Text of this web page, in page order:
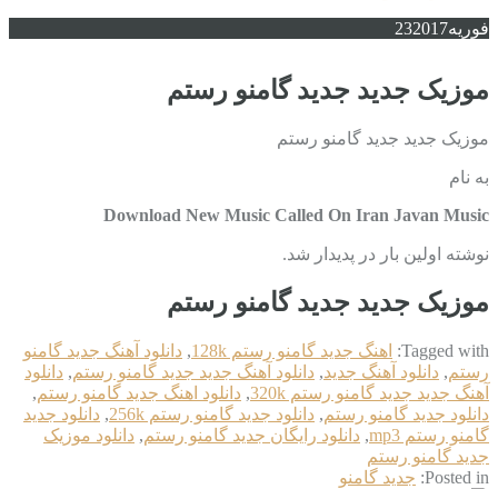
فوریه 232017
موزیک جدید جديد گامنو رستم
موزیک جدید جديد گامنو رستم
به نام
Download New Music Called On Iran Javan Music
نوشته اولین بار در پدیدار شد.
موزیک جدید جديد گامنو رستم
Tagged with: اهنگ جديد گامنو رستم 128k , دانلود آهنگ جديد گامنو
رستم, دانلود آهنگ جدید, دانلود آهنگ جدید جديد گامنو رستم, دانلود
آهنگ جدید جديد گامنو رستم 320k
, دانلود اهنگ جديد گامنو رستم,
دانلود جديد گامنو رستم, دانلود جديد گامنو رستم 256k , دانلود جديد
گامنو رستم mp3
, دانلود رایگان جديد گامنو رستم, دانلود موزیک
جديد گامنو رستم
Posted in: جديد گامنو